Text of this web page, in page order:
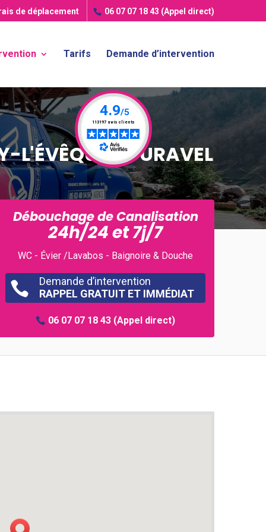
de déplacement 06 07 07 18 43 (Appel direct)
Tarifs Demande d’intervention
L'ÉVÊQUE / DURAVEL
Débouchage de Canalisation
24h/24 et 7j/7
WC - Évier /Lavabos - Baignoire & Douche

Demande d’intervention
RAPPEL GRATUIT ET IMMÉDIAT
06 07 07 18 43 (Appel direct)